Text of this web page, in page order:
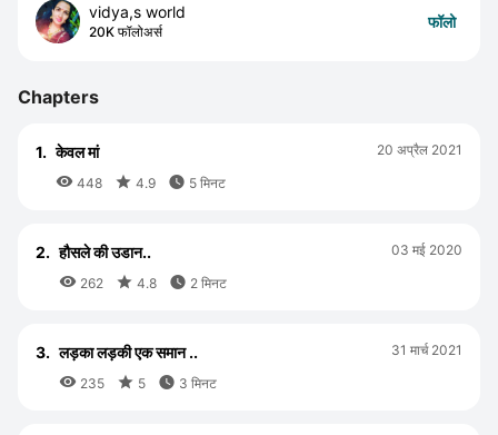
vidya,s world
20K फॉलोअर्स
फॉलो
Chapters
1. केवल मां
 448  4.9  5 मिनट
20 अप्रैल 2021
2. हौसले की उडान..
 262  4.8  2 मिनट
03 मई 2020
3. लड़का लड़की एक समान ..
 235  5  3 मिनट
31 मार्च 2021